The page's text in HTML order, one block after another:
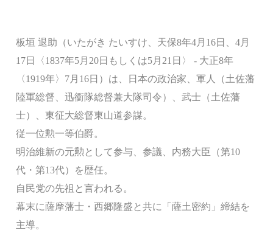
板垣 退助（いたがき たいすけ、天保8年4月16日、4月
17日〈1837年5月20日もしくは5月21日〉 - 大正8年
〈1919年〉7月16日）は、日本の政治家、軍人（土佐藩
陸軍総督、迅衝隊総督兼大隊司令）、武士（土佐藩
士）、東征大総督東山道参謀。
従一位勲一等伯爵。
明治維新の元勲として参与、参議、内務大臣（第10
代・第13代）を歴任。
自民党の先祖と言われる。
幕末に薩摩藩士・西郷隆盛と共に「薩土密約」締結を
主導。